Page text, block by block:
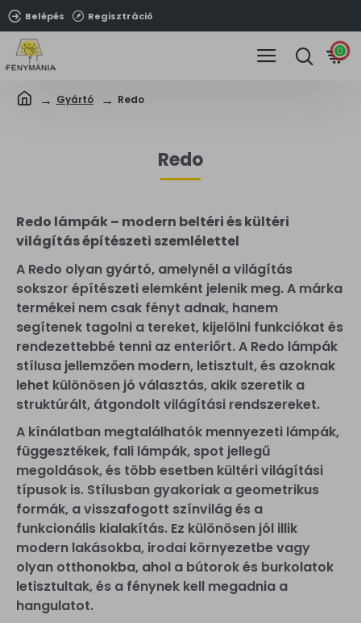
Belépés Regisztráció
0
Gyártó Redo
Redo
Redo lámpák – modern beltéri és kültéri
világítás építészeti szemlélettel
A Redo olyan gyártó, amelynél a világítás
sokszor építészeti elemként jelenik meg. A márka
termékei nem csak fényt adnak, hanem
segítenek tagolni a tereket, kijelölni funkciókat és
rendezettebbé tenni az enteriőrt. A Redo lámpák
stílusa jellemzően modern, letisztult, és azoknak
lehet különösen jó választás, akik szeretik a
struktúrált, átgondolt világítási rendszereket.
A kínálatban megtalálhatók mennyezeti lámpák,
függesztékek, fali lámpák, spot jellegű
megoldások, és több esetben kültéri világítási
típusok is. Stílusban gyakoriak a geometrikus
formák, a visszafogott színvilág és a
funkcionális kialakítás. Ez különösen jól illik
modern lakásokba, irodai környezetbe vagy
olyan otthonokba, ahol a bútorok és burkolatok
letisztultak, és a fénynek kell megadnia a
hangulatot.